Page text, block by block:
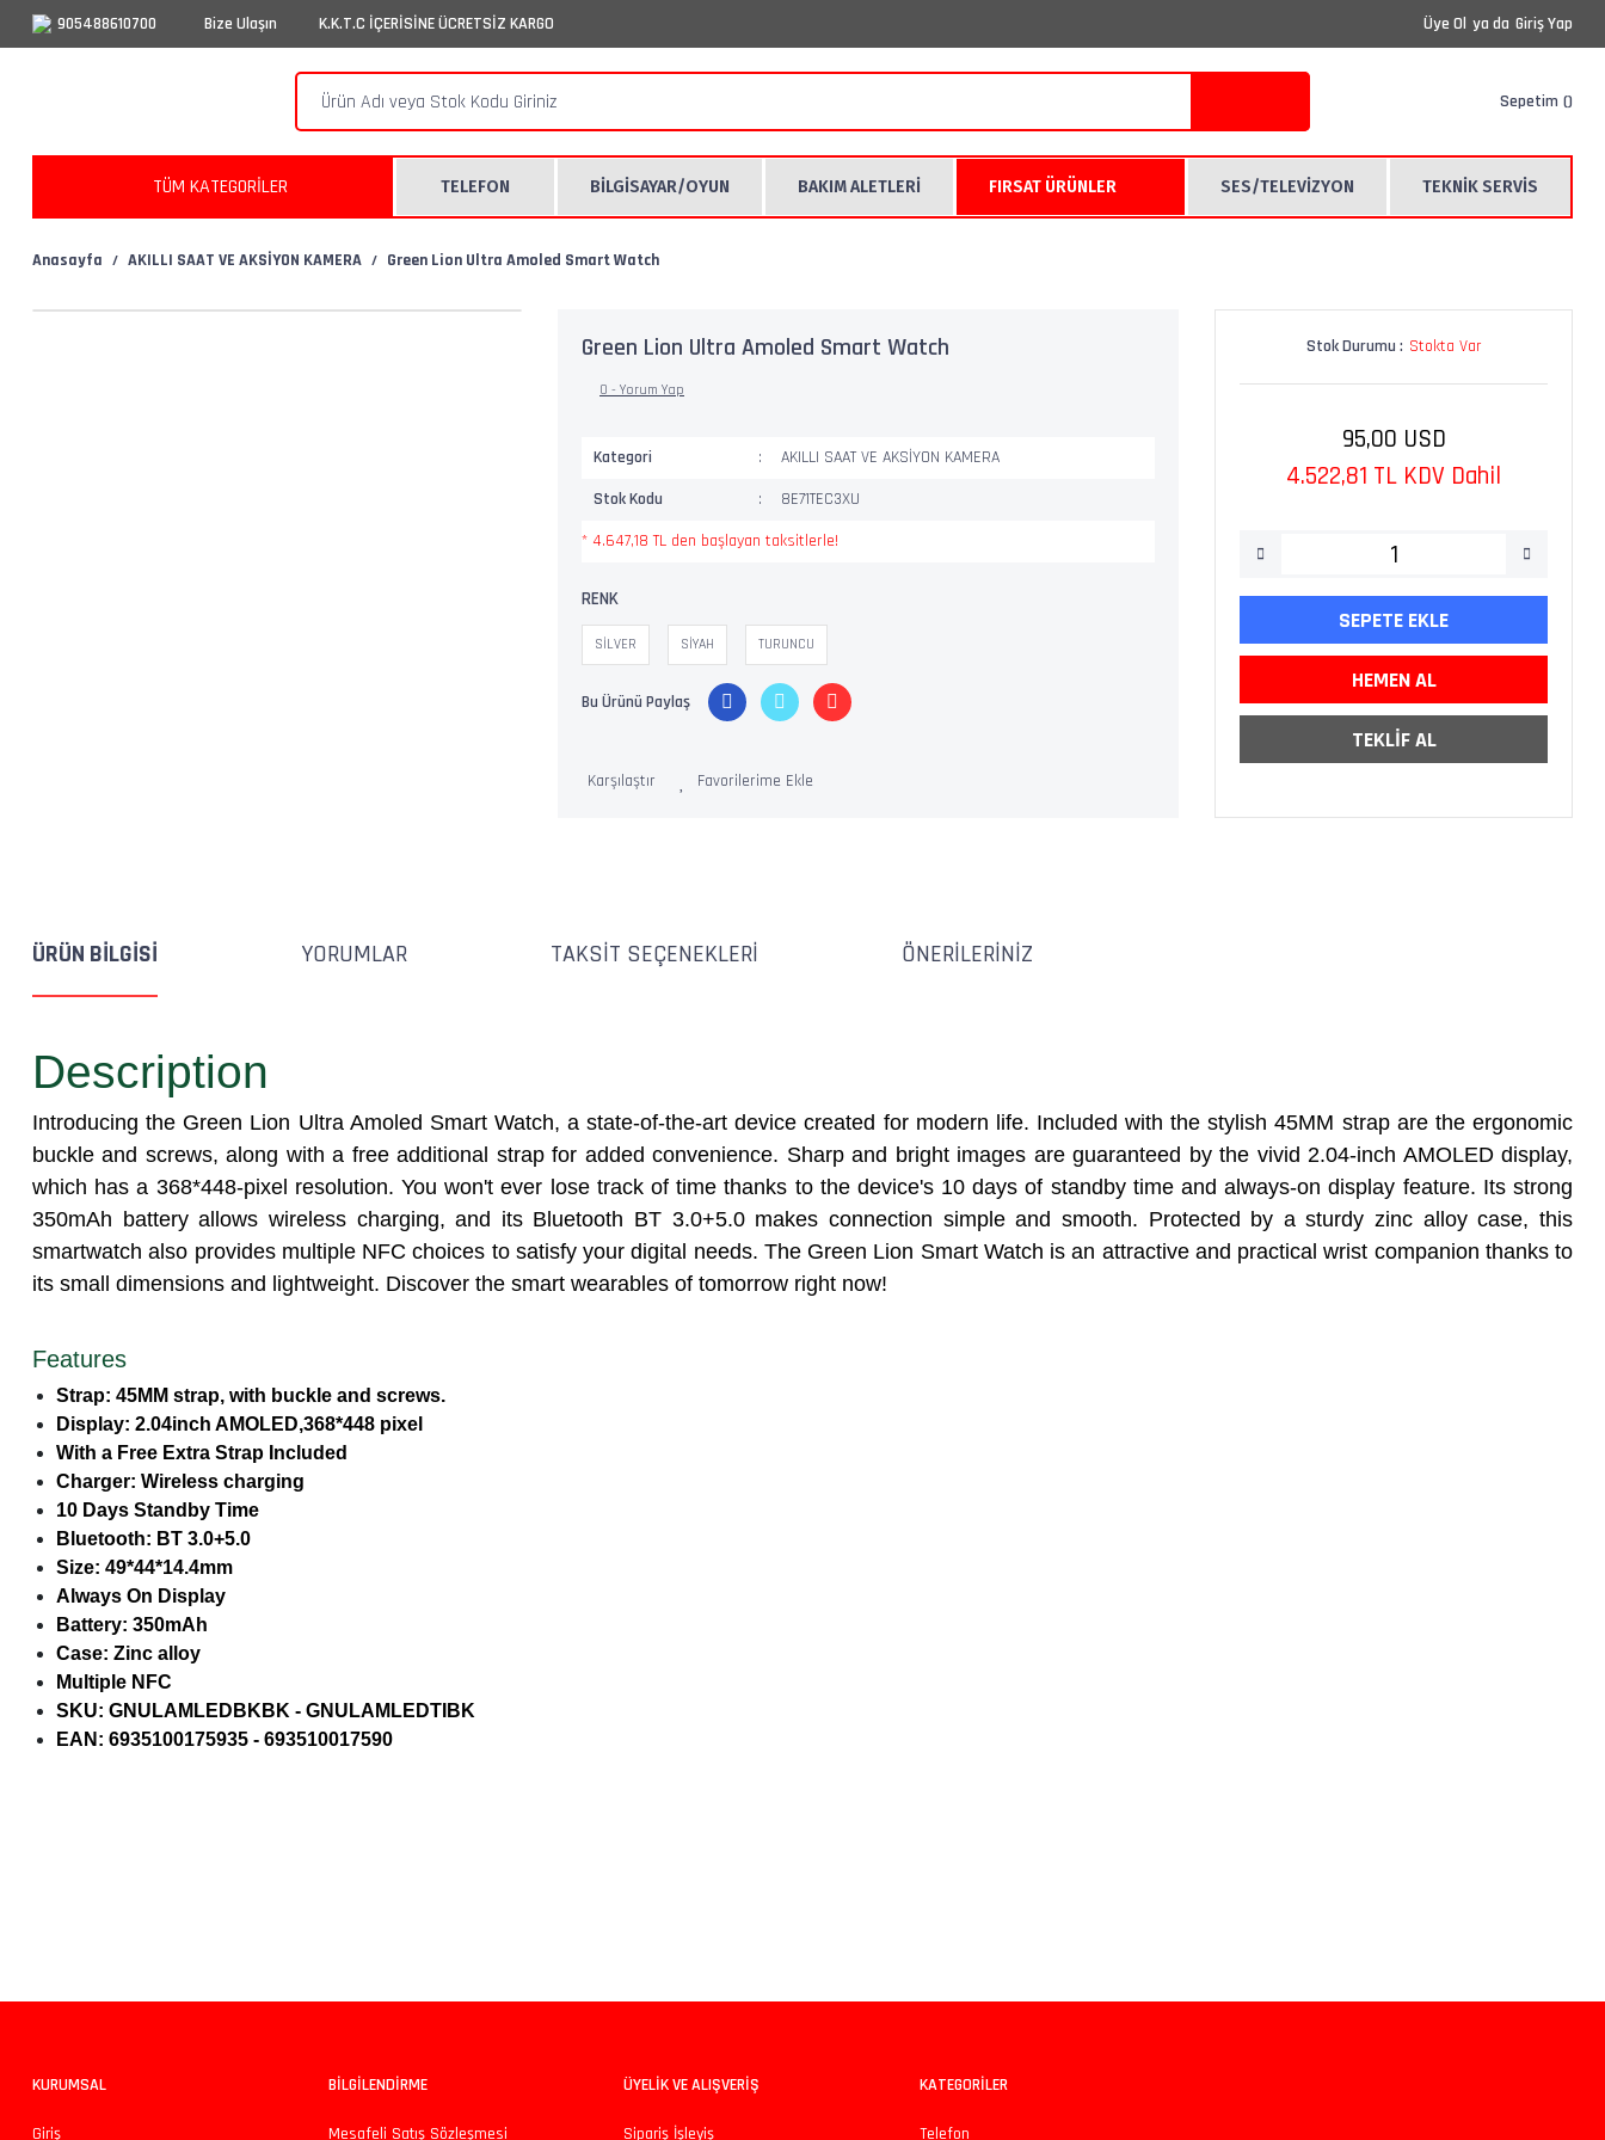
905488610700 Bize Ulaşın K.K.T.C İÇERİSİNE ÜCRETSİZ KARGO Üye Ol ya da Giriş Yap
Sepetim
TÜM KATEGORİLER TELEFON BİLGİSAYAR/OYUN BAKIM ALETLERİ FIRSAT ÜRÜNLER SES/TELEVİZYON TEKNİK SERVİS
Anasayfa AKILLI SAAT VE AKSİYON KAMERA Green Lion Ultra Amoled Smart Watch
Green Lion Ultra Amoled Smart Watch
0 - Yorum Yap
Kategori
AKILLI SAAT VE AKSİYON KAMERA
Stok Kodu
8E71TEC3XU
* 4.647,18 TL den başlayan taksitlerle!
RENK
SİLVER SİYAH TURUNCU
Bu Ürünü Paylaş
Karşılaştır
Stok Durumu : Stokta Var
95,00 USD
4.522,81 TL KDV Dahil
SEPETE EKLE
HEMEN AL
TEKLİF AL
ÜRÜN BILGISI YORUMLAR TAKSIT SEÇENEKLERI ÖNERILERINIZ
Description
Introducing the Green Lion Ultra Amoled Smart Watch, a state-of-the-art device created for modern life. Included with the stylish 45MM strap are the ergonomic
buckle and screws, along with a free additional strap for added convenience. Sharp and bright images are guaranteed by the vivid 2.04-inch AMOLED display,
which has a 368*448-pixel resolution. You won't ever lose track of time thanks to the device's 10 days of standby time and always-on display feature. Its strong
350mAh battery allows wireless charging, and its Bluetooth BT 3.0+5.0 makes connection simple and smooth. Protected by a sturdy zinc alloy case, this
smartwatch also provides multiple NFC choices to satisfy your digital needs. The Green Lion Smart Watch is an attractive and practical wrist companion thanks to
its small dimensions and lightweight. Discover the smart wearables of tomorrow right now!
Features
Strap: 45MM strap, with buckle and screws.
Display: 2.04inch AMOLED,368*448 pixel
With a Free Extra Strap Included
Charger: Wireless charging
10 Days Standby Time
Bluetooth: BT 3.0+5.0
Size: 49*44*14.4mm
Always On Display
Battery: 350mAh
Case: Zinc alloy
Multiple NFC
SKU: GNULAMLEDBKBK - GNULAMLEDTIBK
EAN: 6935100175935 - 693510017590
Ürün resmi kalitesiz, bozuk veya görüntülenemiyor.
Ürün bilgilerinde hatalar bulunuyor.
KURUMSAL
Giriş
BİLGİLENDİRME
Mesafeli Satış Sözleşmesi
ÜYELİK VE ALIŞVERİŞ
Sipariş İşleyiş
KATEGORİLER
Telefon